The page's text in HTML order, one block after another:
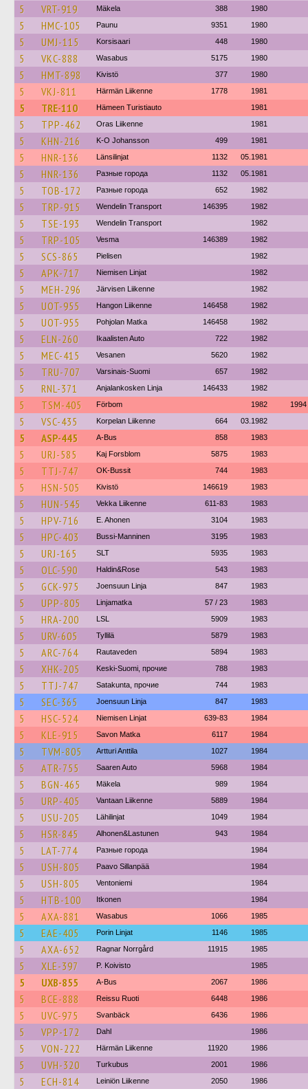
5 VRT-919 Mäkela 388 1980
5 HMC-105 Paunu 9351 1980
5 UMJ-115 Korsisaari 448 1980
5 VKC-888 Wasabus 5175 1980
5 HMT-898 Kivistö 377 1980
5 VKJ-811 Härmän Liikenne 1778 1981
5 TRE-110 Hämeen Turistiauto 1981
5 TPP-462 Oras Liikenne 1981
5 KHN-216 K-O Johansson 499 1981
5 HNR-136 Länsilinjat 1132 05.1981
5 HNR-136 Разные города 1132 05.1981
5 TOB-172 Разные города 652 1982
5 TRP-915 Wendelin Transport 146395 1982
5 TSE-193 Wendelin Transport 1982
5 TRP-105 Vesma 146389 1982
5 SCS-865 Pielisen 1982
5 APK-717 Niemisen Linjat 1982
5 MEH-296 Järvisen Liikenne 1982
5 UOT-955 Hangon Liikenne 146458 1982
5 UOT-955 Pohjolan Matka 146458 1982
5 ELN-260 Ikaalisten Auto 722 1982
5 MEC-415 Vesanen 5620 1982
5 TRU-707 Varsinais-Suomi 657 1982
5 RNL-371 Anjalankosken Linja 146433 1982
5 TSM-405 Förbom 1982 1994
5 VSC-435 Korpelan Liikenne 664 03.1982
5 ASP-445 A-Bus 858 1983
5 URJ-585 Kaj Forsblom 5875 1983
5 TTJ-747 OK-Bussit 744 1983
5 HSN-505 Kivistö 146619 1983
5 HUN-545 Vekka Liikenne 611-83 1983
5 HPV-716 E. Ahonen 3104 1983
5 HPC-403 Bussi-Manninen 3195 1983
5 URJ-165 SLT 5935 1983
5 OLC-590 Haldin&Rose 543 1983
5 GCK-975 Joensuun Linja 847 1983
5 UPP-805 Linjamatka 57 / 23 1983
5 HRA-200 LSL 5909 1983
5 URV-605 Tyllilä 5879 1983
5 ARC-764 Rautaveden 5894 1983
5 XHK-205 Keski-Suomi, прочие 788 1983
5 TTJ-747 Satakunta, прочие 744 1983
5 SEC-365 Joensuun Linja 847 1983
5 HSC-524 Niemisen Linjat 639-83 1984
5 KLE-915 Savon Matka 6117 1984
5 TVM-805 Artturi Anttila 1027 1984
5 ATR-755 Saaren Auto 5968 1984
5 BGN-465 Mäkela 989 1984
5 URP-405 Vantaan Liikenne 5889 1984
5 USU-205 Lähilinjat 1049 1984
5 HSR-845 Alhonen&Lastunen 943 1984
5 LAT-774 Разные города 1984
5 USH-805 Paavo Sillanpää 1984
5 USH-805 Ventoniemi 1984
5 HTB-100 Itkonen 1984
5 AXA-881 Wasabus 1066 1985
5 EAE-405 Porin Linjat 1146 1985
5 AXA-652 Ragnar Norrgård 11915 1985
5 XLE-397 P. Koivisto 1985
5 UXB-855 A-Bus 2067 1986
5 BCE-888 Reissu Ruoti 6448 1986
5 UVC-975 Svanbäck 6436 1986
5 VPP-172 Dahl 1986
5 VON-222 Härmän Liikenne 11920 1986
5 UVH-320 Turkubus 2001 1986
5 ECH-814 Leiniön Liikenne 2050 1986